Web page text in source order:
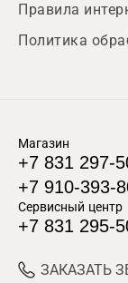
Правила
Политика
Магазин
+7 831 297-
+7 910-393-
Сервисный центр
+7 831 295-
ЗАКАЗАТЬ